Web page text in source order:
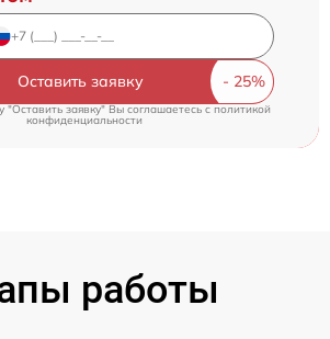
Оставить заявку
"Оставить заявку" Вы соглашаетесь cполитикой
конфиденциальности
работы